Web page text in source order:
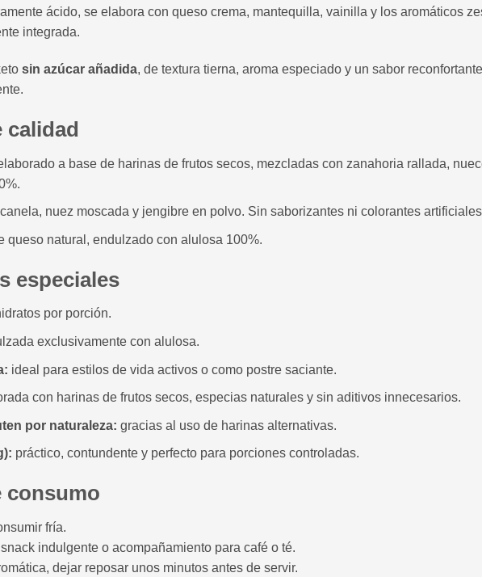
ácido, se elabora con queso crema, mantequilla, vainilla y los aromáticos
integrada.
sin azúcar añadida, de textura tierna, aroma especiado y un sabor
calidad
a base de harinas de frutos secos, mezcladas con zanahoria rallada,
nuez moscada y jengibre en polvo. Sin saborizantes ni colorantes artificiales
queso natural, endulzado con alulosa 100%.
especiales
por porción.
exclusivamente con alulosa.
ideal para estilos de vida activos o como postre saciante.
con harinas de frutos secos, especias naturales y sin aditivos innecesarios.
por naturaleza: gracias al uso de harinas alternativas.
práctico, contundente y perfecto para porciones controladas.
consumo
fría.
indulgente o acompañamiento para café o té.
dejar reposar unos minutos antes de servir.